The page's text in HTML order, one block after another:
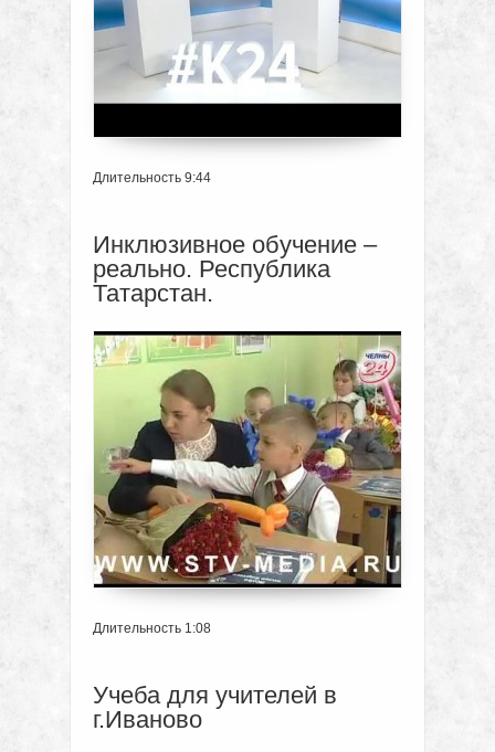
Длительность 9:44
Инклюзивное обучение –
реально. Республика
Татарстан.
Длительность 1:08
Учеба для учителей в
г.Иваново